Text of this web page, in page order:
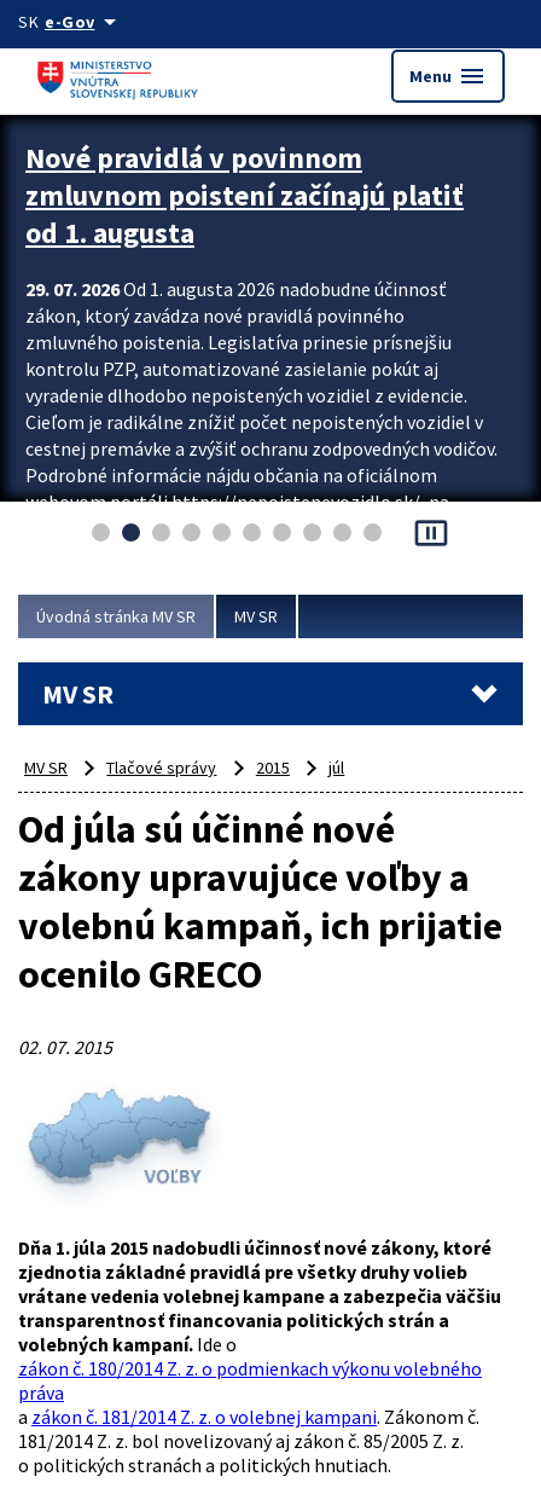
Preskocit na hlavný obsah
SK e-Govarrow_drop_down
Menu menu
Zastavit automatický posun upútavok
Nové pravidlá v povinnom
zmluvnom poistení začínajú platiť
od 1. augusta
29. 07. 2026Od 1. augusta 2026 nadobudne účinnosť
zákon, ktorý zavádza nové pravidlá povinného
zmluvného poistenia. Legislatíva prinesie prísnejšiu
kontrolu PZP, automatizované zasielanie pokút aj
vyradenie dlhodobo nepoistených vozidiel z evidencie.
Cieľom je radikálne znížiť počet nepoistených vozidiel v
cestnej premávke a zvýšiť ochranu zodpovedných vodičov.
Podrobné informácie nájdu občania na oficiálnom
webovom portáli https://nepoistenevozidlo.sk/, na
ktorom od augusta pribudne aj možnosť overiť si...
pause_presentation
Úvodná stránka MV SR MV SR
MV SR
MV SR Tlačové správy 2015 júl
Od júla sú účinné nové
zákony upravujúce voľby a
volebnú kampaň, ich prijatie
ocenilo GRECO
02. 07. 2015
Dňa 1. júla 2015 nadobudli účinnosť nové zákony, ktoré
zjednotia základné pravidlá pre všetky druhy volieb
vrátane vedenia volebnej kampane a zabezpečia väčšiu
transparentnosť financovania politických strán a
volebných kampaní. Ide o
zákon č. 180/2014 Z. z. o podmienkach výkonu volebného
práva
a zákon č. 181/2014 Z. z. o volebnej kampani. Zákonom č.
181/2014 Z. z. bol novelizovaný aj zákon č. 85/2005 Z. z.
o politických stranách a politických hnutiach.